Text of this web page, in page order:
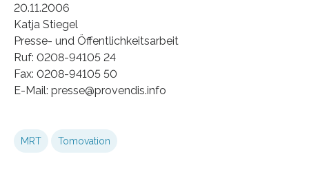
20.11.2006
Katja Stiegel
Presse- und Öffentlichkeitsarbeit
Ruf: 0208-94105 24
Fax: 0208-94105 50
E-Mail: presse@provendis.info
MRT Tomovation